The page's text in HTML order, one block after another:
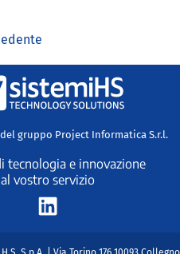
gruppo Project Informatica S.r.l.
tecnologia e innovazione
al vostro servizio
L
i